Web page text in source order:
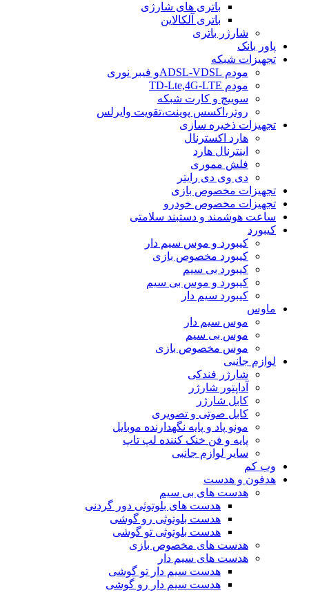
باتری های شارژی
باتری آلکالاین
شارژر باتری
پاور بانک
تجهیزات شبکه
مودم ADSL-VDSLو فیبر نوری
مودم TD-Lte,4G-LTE
سوییچ و کارت شبکه
روتر،اکسس پوینت،تقویت وایرلس
تجهیزات ذخیره سازی
هارد اکسترنال
اینترنال هارد
فلش مموری
دی وی دی رایتر
تجهیزات مخصوص بازی
تجهیزات مخصوص خودرو
ساعت هوشمند و دستبند سلامتی
کیبورد
کیبورد و موس سیم دار
کیبورد مخصوص بازی
کیبورد بی سیم
کیبورد و موس بی سیم
کیبورد سیم دار
ماوس
موس سیم دار
موس بی سیم
موس مخصوص بازی
لوازم جانبی
شارژر فندکی
آداپتور شارژر
کابل شارژر
کابل صوتی و تصویری
مونو پاد و پایه نگهدارنده موبایل
پایه و فن خنک کننده لپ تاپ
سایر لوازم جانبی
وب کم
هدفون و هدست
هدست های بی سیم
هدست های بلوتوثی دور گردنی
هدست بلوتوثی رو گوشی
هدست بلوتوثی تو گوشی
هدست های مخصوص بازی
هدست های سیم دار
هدست سیم دار تو گوشی
هدست سیم دار رو گوشی